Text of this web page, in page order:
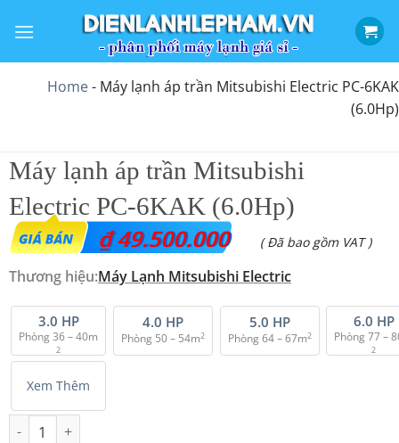
qua
Home- Máy lạnh áp trần Mitsubishi Electric PC-6KAK
(6.0Hp)
Máy lạnh áp trần Mitsubishi
Electric PC-6KAK (6.0Hp)
₫49.500.000 ( Đã bao gồm VAT )
Thương hiệu:Máy Lạnh Mitsubishi Electric
3.0 HP
Phòng 36 – 40m
2
4.0 HP
Phòng 50 – 54m2
5.0 HP
Phòng 64 – 67m2
6.0 HP
Phòng 77 –
2
Xem Thêm
Máy lạnh áp trần Mitsubishi Electric PC-6KAK (6.0Hp) số lượng